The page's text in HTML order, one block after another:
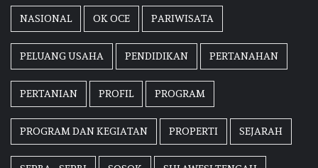
NASIONAL OK OCE PARIWISATA
PELUANG USAHA PENDIDIKAN PERTANAHAN
PERTANIAN PROFIL PROGRAM
PROGRAM DAN KEGIATAN PROPERTI SEJARAH